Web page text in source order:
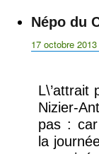
Népo du
17 octobre
L\’attrait
Nizier-
pas :
la